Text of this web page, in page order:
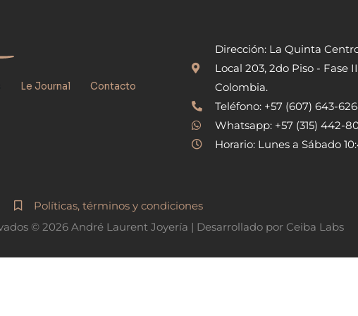
Le Journal Contacto
Dirección: La Quinta
Local 203, 2do Piso - Fase
Colombia.
Teléfono: +57 (607) 643-
Whatsapp: +57 (315) 442-
Horario: Lunes a Sábado
Políticas, términos y condiciones
© 2026 André Laurent Joyería | Desarrollado por Ceiba Labs